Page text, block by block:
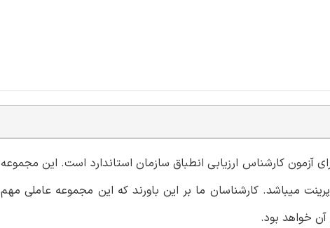
آزمون کارشناس ارزیابی انطباق سازمان استاندارد است. این مجموعه
میباشد. کارشناسان ما بر این باورند که این مجموعه عاملی مهم
خواهد بود.